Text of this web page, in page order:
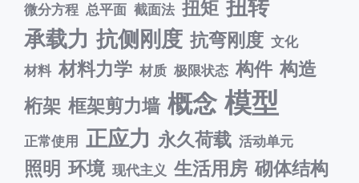
微分方程 总平面 截面法 扭矩 扭转
承载力 抗侧刚度 抗弯刚度 文化
材料 材料力学 材质 极限状态 构件 构造
桁架 框架剪力墙 概念 模型
正常使用 正应力 永久荷载 活动单元
照明 环境 现代主义 生活用房 砌体结构